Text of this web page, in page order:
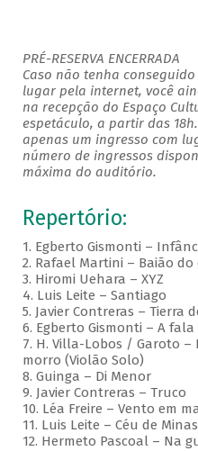
PRÉ-RESERVA ENCERRADA
Caso não tenha
lugar pela internet, você
na recepção do Espaço
espetáculo, a partir das
apenas um ingresso com
número de ingressos
máxima do auditório.
Repertório:
1. Egberto Gismonti –
2. Rafael Martini – Baião
3. Hiromi Uehara – XYZ
4. Luis Leite – Santiago
5. Javier Contreras – Tierra
6. Egberto Gismonti – A
7. H. Villa-Lobos / Garoto
morro (Violão Solo)
8. Guinga – Di Menor
9. Javier Contreras – Truco
10. Léa Freire – Vento em
11. Luis Leite – Céu de Minas
12. Hermeto Pascoal – Na